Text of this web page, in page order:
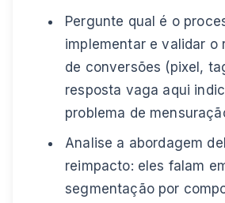
Pergunte qual é o
implementar e validar o
de conversões (pixel,
resposta vaga aqui
problema de
Analise a abordagem
reimpacto: eles falam
segmentação por